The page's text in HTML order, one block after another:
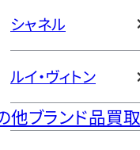
シャネル
ルイ・ヴィトン
他ブランド品買取